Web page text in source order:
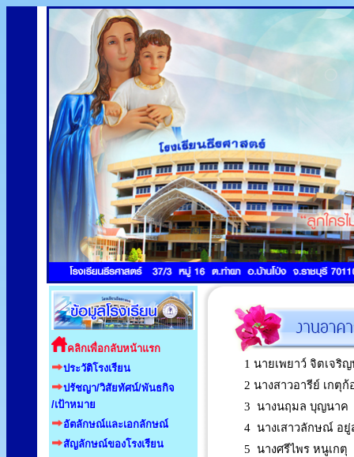
คลิกเพื่อกลับหน้าแรก
ประวัติโรงเรียน
ปรัชญา/วิสัยทัศน์/พันธกิจ
/เป้าหมาย
อัตลักษณ์และเอกลักษณ์
สัญลักษณ์ของโรงเรียน
1 นายเพยาว์ จิตเจริ
2 นางสาวอารีย์ เกตุก้
3 นางนฤมล บุญนาค
4 นางเสาวลักษณ์ อยู่
5 นางศรีไพร หนูเกตุ